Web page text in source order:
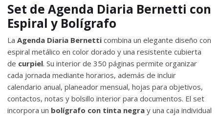
Set de Agenda Diaria Bernetti con
Espiral y Bolígrafo
La Agenda Diaria Bernetti combina un elegante diseño con
espiral metálico en color dorado y una resistente cubierta
de curpiel. Su interior de 350 páginas permite organizar
cada jornada mediante horarios, además de incluir
calendario anual, planeador mensual, hojas para objetivos,
contactos, notas y bolsillo interior para documentos. El set
incorpora un bolígrafo con tinta negra y una caja individual